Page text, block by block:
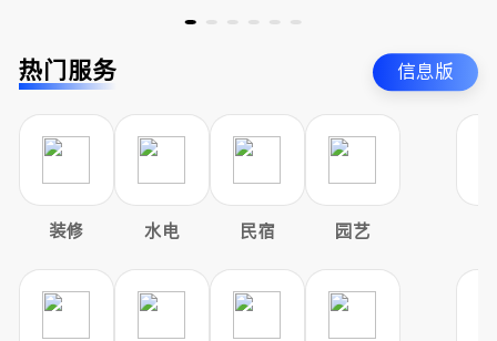
热门服务 信息版
装修 水电 民宿 园艺